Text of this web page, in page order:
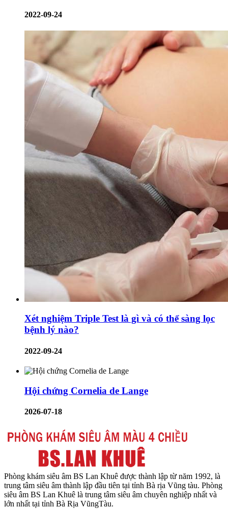
2022-09-24
Xét nghiệm Triple Test là gì và có thể sàng lọc
bệnh lý nào?
2022-09-24
Hội chứng Cornelia de Lange
2026-07-18
Phòng khám siêu âm BS Lan Khuê được thành lập từ năm 1992, là
trung tâm siêu âm thành lập đầu tiên tại tỉnh Bà rịa Vũng tàu. Phòng
siêu âm BS Lan Khuê là trung tâm siêu âm chuyên nghiệp nhất và
lớn nhất tại tỉnh Bà Rịa VũngTàu.